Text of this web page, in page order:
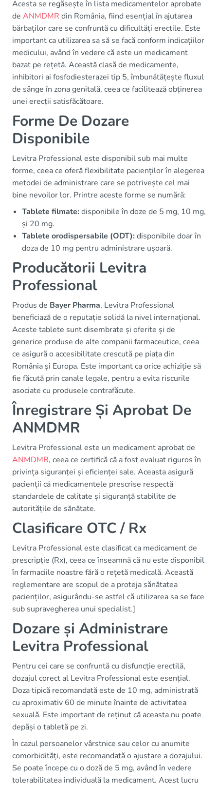
Acesta se regăsește în lista medicamentelor aprobate
de ANMDMR din România, fiind esențial în ajutarea
bărbaților care se confruntă cu dificultăți erectile. Este
important ca utilizarea sa să se facă conform indicațiilor
medicului, având în vedere că este un medicament
bazat pe rețetă. Această clasă de medicamente,
inhibitori ai fosfodiesterazei tip 5, îmbunătățește fluxul
de sânge în zona genitală, ceea ce facilitează obținerea
unei erecții satisfăcătoare.
Forme De Dozare
Disponibile
Levitra Professional este disponibil sub mai multe
forme, ceea ce oferă flexibilitate pacienților în alegerea
metodei de administrare care se potrivește cel mai
bine nevoilor lor. Printre aceste forme se numără:
Tablete filmate:disponibile în doze de 5 mg, 10 mg,
și 20 mg.
Tablete orodispersabile (ODT):disponibile doar în
doza de 10 mg pentru administrare ușoară.
Producătorii Levitra
Professional
Produs de Bayer Pharma, Levitra Professional
beneficiază de o reputație solidă la nivel internațional.
Aceste tablete sunt disembrate și oferite și de
generice produse de alte companii farmaceutice, ceea
ce asigură o accesibilitate crescută pe piața din
România și Europa. Este important ca orice achiziție să
fie făcută prin canale legale, pentru a evita riscurile
asociate cu produsele contrafăcute.
Înregistrare Și Aprobat De
ANMDMR
Levitra Professional este un medicament aprobat de
ANMDMR, ceea ce certifică că a fost evaluat riguros în
privința siguranței și eficienței sale. Aceasta asigură
pacienții că medicamentele prescrise respectă
standardele de calitate și siguranță stabilite de
autoritățile de sănătate.
Clasificare OTC / Rx
Levitra Professional este clasificat ca medicament de
prescripție (Rx), ceea ce înseamnă că nu este disponibil
în farmaciile noastre fără o rețetă medicală. Această
reglementare are scopul de a proteja sănătatea
pacienților, asigurându-se astfel că utilizarea sa se face
sub supravegherea unui specialist.]
Dozare și Administrare
Levitra Professional
Pentru cei care se confruntă cu disfuncție erectilă,
dozajul corect al Levitra Professional este esențial.
Doza tipică recomandată este de 10 mg, administrată
cu aproximativ 60 de minute înainte de activitatea
sexuală. Este important de reținut că aceasta nu poate
depăși o tabletă pe zi.
În cazul persoanelor vârstnice sau celor cu anumite
comorbidități, este recomandată o ajustare a dozajului.
Se poate începe cu o doză de 5 mg, având în vedere
tolerabilitatea individuală la medicament. Acest lucru